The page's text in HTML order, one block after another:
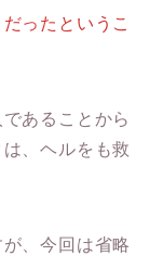
ったというこ
あることから
、ヘルをも救
、今回は省略